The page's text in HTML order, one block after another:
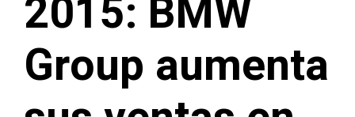
2015: BMW
Group aumenta